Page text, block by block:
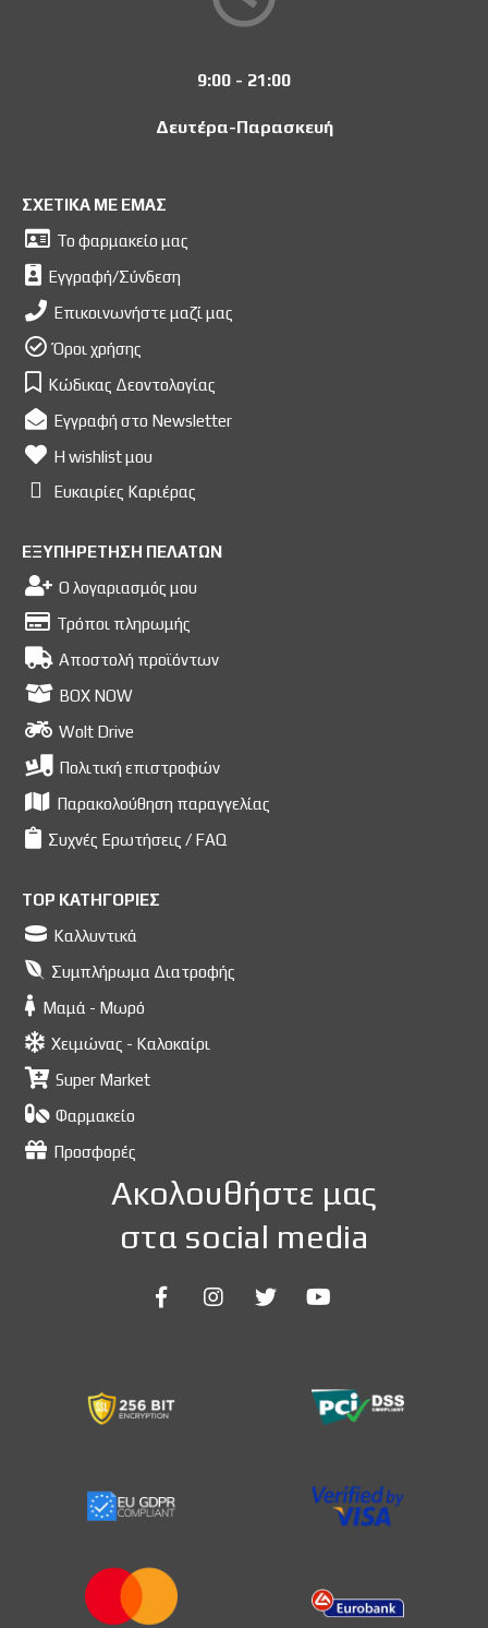
9:00 - 21:00
Δευτέρα-Παρασκευή
ΣΧΕΤΙΚΑ ΜΕ ΕΜΑΣ
Το φαρμακείο μας
Εγγραφή/Σύνδεση
Επικοινωνήστε μαζί μας
Όροι χρήσης
Κώδικας Δεοντολογίας
Εγγραφή στο Newsletter
Η wishlist μου
Ευκαιρίες Kαριέρας
ΕΞΥΠΗΡΕΤΗΣΗ ΠΕΛΑΤΩΝ
Ο λογαριασμός μου
Τρόποι πληρωμής
Αποστολή προϊόντων
BOX NOW
Wolt Drive
Πολιτική επιστροφών
Παρακολούθηση παραγγελίας
Συχνές Ερωτήσεις / FAQ
TOP ΚΑΤΗΓΟΡΙΕΣ
Καλλυντικά
Συμπλήρωμα Διατροφής
Μαμά - Μωρό
Χειμώνας - Καλοκαίρι
Super Market
Φαρμακείο
Προσφορές
Ακολουθήστε μας
στα social media